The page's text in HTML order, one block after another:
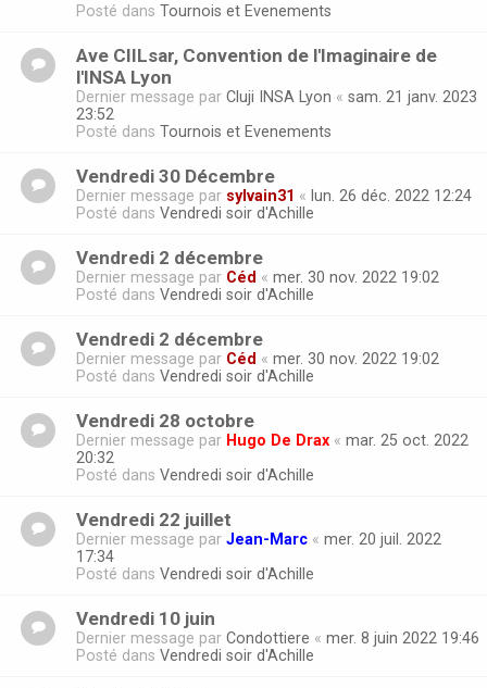
Posté dans Tournois et Evenements
Ave CIILsar, Convention de l'Imaginaire de
l'INSA Lyon
Dernier message par Cluji INSA Lyon « sam. 21 janv. 2023
23:52
Posté dans Tournois et Evenements
Vendredi 30 Décembre
Dernier message par sylvain31 « lun. 26 déc. 2022 12:24
Posté dans Vendredi soir d'Achille
Vendredi 2 décembre
Dernier message par Céd « mer. 30 nov. 2022 19:02
Posté dans Vendredi soir d'Achille
Vendredi 2 décembre
Dernier message par Céd « mer. 30 nov. 2022 19:02
Posté dans Vendredi soir d'Achille
Vendredi 28 octobre
Dernier message par Hugo De Drax « mar. 25 oct. 2022
20:32
Posté dans Vendredi soir d'Achille
Vendredi 22 juillet
Dernier message par Jean-Marc « mer. 20 juil. 2022
17:34
Posté dans Vendredi soir d'Achille
Vendredi 10 juin
Dernier message par Condottiere « mer. 8 juin 2022 19:46
Posté dans Vendredi soir d'Achille